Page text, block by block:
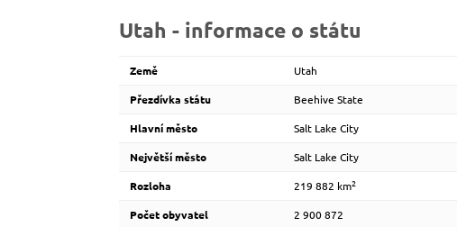
Utah - informace o státu
Země
Utah
Přezdívka státu
Beehive State
Hlavní město
Salt Lake City
Největší město
Salt Lake City
Rozloha
219 882 km2
Počet obyvatel
2 900 872